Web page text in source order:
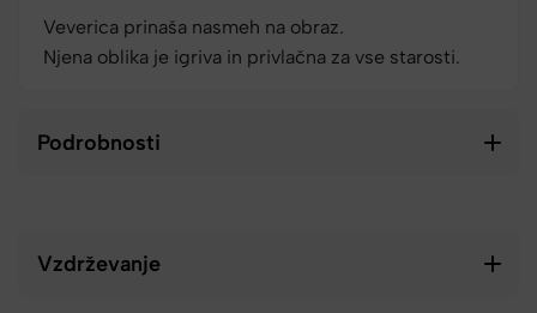
Veverica prinaša nasmeh na obraz.
Njena oblika je igriva in privlačna za vse starosti.
Podrobnosti
Vzdrževanje